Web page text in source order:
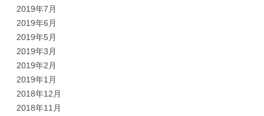
2019年7月
2019年6月
2019年5月
2019年3月
2019年2月
2019年1月
2018年12月
2018年11月